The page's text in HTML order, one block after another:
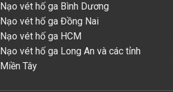
Nạo vét hố ga Bình Dương
Nạo vét hố ga Đồng Nai
Nạo vét hố ga HCM
Nạo vét hố ga Long An và các tỉnh
Miền Tây